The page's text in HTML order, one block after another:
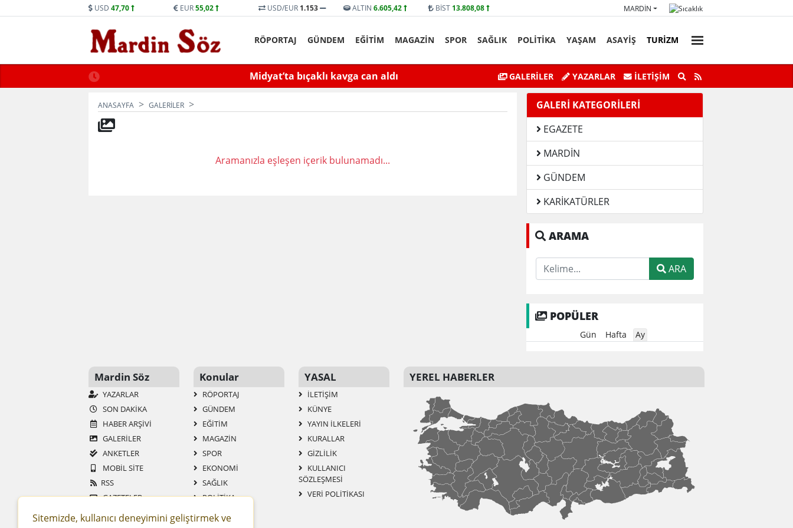
USD 47,70 EUR55,02 USD/EUR 1.153 ALTIN 6.605,42 BİST 13.808,08 MARDIN
RÖPORTAJ GÜNDEM EĞİTİM MAGAZİN SPOR SAĞLIK POLİTİKA YAŞAM ASAYİŞ TURİZM
Trafiğe Kapatılacak Midyat’ta bıçaklı kavga can aldı
Mardin’de Ceza İnfaz Personeli Günü’ne Özel Satranç
Turnuvası
GALERİLER YAZARLAR İLETIŞIM
ANASAYFA GALERİLER
Aramanızla eşleşen içerik bulunamadı...
GALERİ KATEGORİLERİ
EGAZETE
MARDIN
GÜNDEM
KARIKATÜRLER
ARAMA
ARA
POPÜLER
Gün Hafta Ay
Mardin Söz
YAZARLAR
SON DAKİKA
HABER ARŞİVİ
GALERİLER
ANKETLER
MOBİL SİTE
RSS
GAZETELER
SİTENE EKLE
Konular
RÖPORTAJ
GÜNDEM
EĞİTİM
MAGAZİN
SPOR
EKONOMİ
SAĞLIK
POLİTİKA
TEKNOLOJİ
YASAL
İLETIŞIM
KÜNYE
YAYIN İLKELERI
KURALLAR
GIZLILIK
KULLANICI
SÖZLEŞMESI
VERI POLITIKASI
YEREL HABERLER
Sitemizde, kullanıcı deneyimini geliştirmek ve